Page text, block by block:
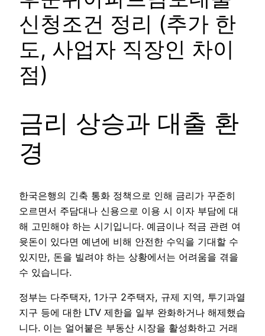
신청조건 정리 (추가 한
도, 사업자 직장인 차이
점)
금리 상승과 대출 환
경
한국은행의 긴축 통화 정책으로 인해 금리가 꾸준히
오르면서 주담대나 신용으로 이용 시 이자 부담에 대
해 고민해야 하는 시기입니다. 예금이나 적금 관련 여
윳돈이 있다면 예년에 비해 안전한 수익을 기대할 수
있지만, 돈을 빌려야 하는 상황에서는 어려움을 겪을
수 있습니다.
정부는 다주택자, 1가구 2주택자, 규제 지역, 투기과열
지구 등에 대한 LTV 제한을 일부 완화하거나 해제했습
니다. 이는 얼어붙은 부동산 시장을 활성화하고 거래